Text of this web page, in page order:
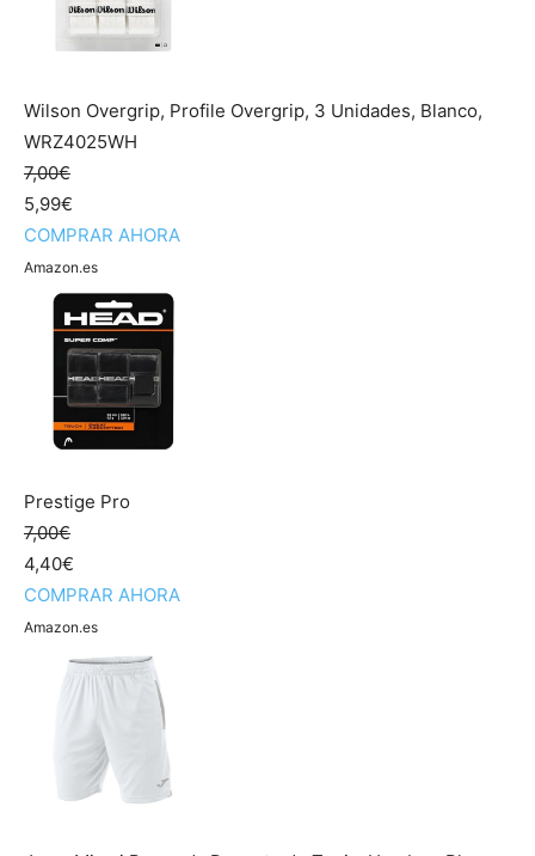
Wilson Overgrip, Profile Overgrip, 3 Unidades, Blanco,
WRZ4025WH
7,00€
5,99€
COMPRAR AHORA
Amazon.es
Prestige Pro
7,00€
4,40€
COMPRAR AHORA
Amazon.es